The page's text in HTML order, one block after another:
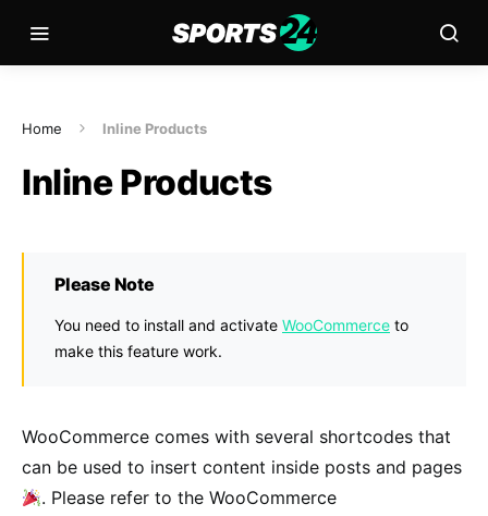
Home Inline Products
Inline Products
Please Note
You need to install and activate WooCommerce to
make this feature work.
WooCommerce comes with several shortcodes that
can be used to insert content inside posts and pages
. Please refer to the WooCommerce